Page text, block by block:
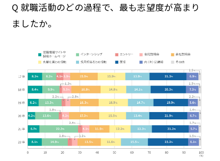
Q 就職活動のどの過程で、最も志望度が高まり
ましたか。